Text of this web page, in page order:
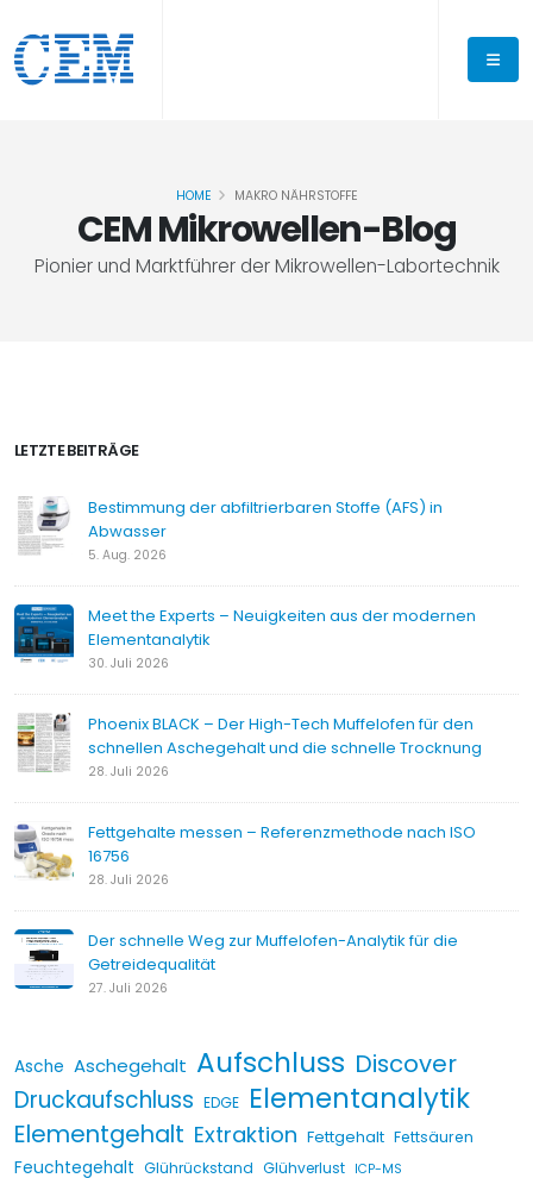
CEM Mikrowellen-Blog
Pionier und Marktführer der Mikrowellen-Labortechnik
HOME MAKRO NÄHRSTOFFE
LETZTE BEITRÄGE
Bestimmung der abfiltrierbaren Stoffe (AFS) in
Abwasser
5. Aug. 2026
Meet the Experts – Neuigkeiten aus der modernen
Elementanalytik
30. Juli 2026
Phoenix BLACK – Der High-Tech Muffelofen für den
schnellen Aschegehalt und die schnelle Trocknung
28. Juli 2026
Fettgehalte messen – Referenzmethode nach ISO
16756
28. Juli 2026
Der schnelle Weg zur Muffelofen-Analytik für die
Getreidequalität
27. Juli 2026
Asche Aschegehalt Aufschluss Discover
Druckaufschluss EDGE Elementanalytik
Elementgehalt Extraktion Fettgehalt Fettsäuren
Feuchtegehalt Glührückstand Glühverlust ICP-MS